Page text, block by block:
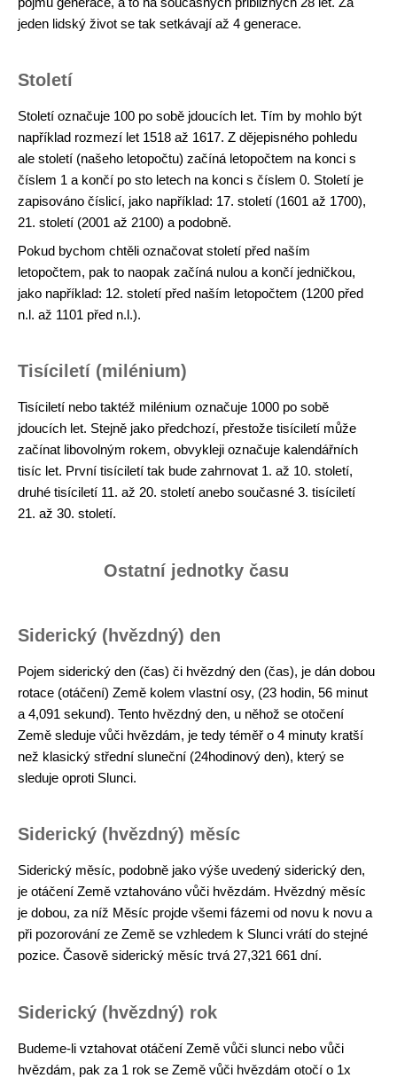
jeden lidský život se tak setkávají až 4 generace.
Století
Století označuje 100 po sobě jdoucích let. Tím by mohlo být
například rozmezí let 1518 až 1617. Z dějepisného pohledu
ale století (našeho letopočtu) začíná letopočtem na konci s
číslem 1 a končí po sto letech na konci s číslem 0. Století je
zapisováno číslicí, jako například: 17. století (1601 až 1700),
21. století (2001 až 2100) a podobně.
Pokud bychom chtěli označovat století před naším
letopočtem, pak to naopak začíná nulou a končí jedničkou,
jako například: 12. století před naším letopočtem (1200 před
n.l. až 1101 před n.l.).
Tisíciletí (milénium)
Tisíciletí nebo taktéž milénium označuje 1000 po sobě
jdoucích let. Stejně jako předchozí, přestože tisíciletí může
začínat libovolným rokem, obvykleji označuje kalendářních
tisíc let. První tisíciletí tak bude zahrnovat 1. až 10. století,
druhé tisíciletí 11. až 20. století anebo současné 3. tisíciletí
21. až 30. století.
Ostatní jednotky času
Siderický (hvězdný) den
Pojem siderický den (čas) či hvězdný den (čas), je dán dobou
rotace (otáčení) Země kolem vlastní osy, (23 hodin, 56 minut
a 4,091 sekund). Tento hvězdný den, u něhož se otočení
Země sleduje vůči hvězdám, je tedy téměř o 4 minuty kratší
než klasický střední sluneční (24hodinový den), který se
sleduje oproti Slunci.
Siderický (hvězdný) měsíc
Siderický měsíc, podobně jako výše uvedený siderický den,
je otáčení Země vztahováno vůči hvězdám. Hvězdný měsíc
je dobou, za níž Měsíc projde všemi fázemi od novu k novu a
při pozorování ze Země se vzhledem k Slunci vrátí do stejné
pozice. Časově siderický měsíc trvá 27,321 661 dní.
Siderický (hvězdný) rok
Budeme-li vztahovat otáčení Země vůči slunci nebo vůči
hvězdám, pak za 1 rok se Země vůči hvězdám otočí o 1x